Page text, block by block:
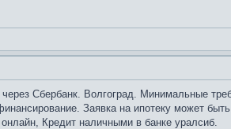
Сбербанк. Волгоград. Минимальные
Заявка на ипотеку может
Кредит наличными в банке уралсиб.